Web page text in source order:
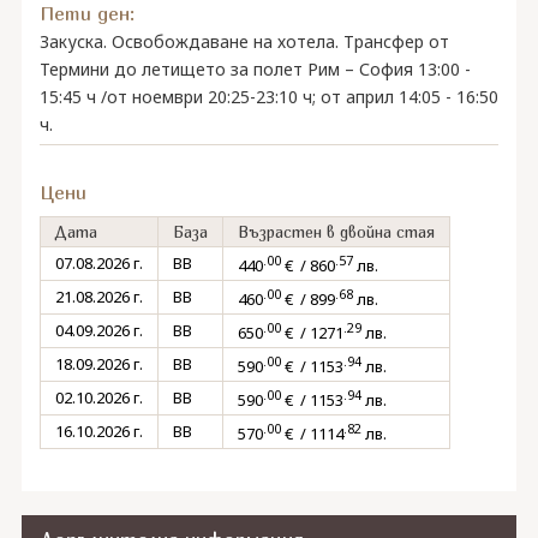
Пети ден:
Закуска. Освобождаване на хотела. Трансфер от
Термини до летището за полет Рим – София 13:00 -
15:45 ч /от ноември 20:25-23:10 ч; от април 14:05 - 16:50
ч.
Цени
Дата База Възрастен в двойна стая
07.08.2026 г. BB 440.00€ / 860.57лв.
21.08.2026 г.
BB 460.00€ / 899.68лв.
04.09.2026 г.
BB 650.00€ / 1271 .29лв.
18.09.2026 г.
BB 590.00€ / 1153.94лв.
02.10.2026 г.
BB 590.00€ / 1153.94лв.
16.10.2026 г.
BB 570.00€ / 1114.82лв.